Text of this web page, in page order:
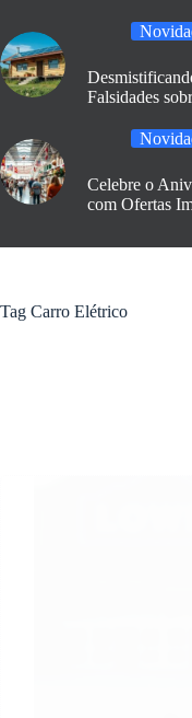
Falsidades
Celebre o
com Ofertas
Tag Carro Elétrico